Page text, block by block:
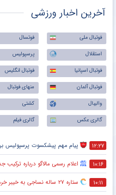
آخرین اخبار ورزشی
فوتبال ملی فوتسال
استقلال
پرسپولیس
فوتبال اسپانیا
فوتبال انگلیس
فوتبال آلمان
منهای فوتبال
والیبال
کشتی
گالری عکس
گالری فیلم
۱۲:۲۷ پیام مهم پیشکسوت پرسپولیس
۱۰:۱۶ اعلام رسمی مالاگو درباره ترکیب
۱۰:۱۱ ستاره ۲۷ ساله نساجی به خیبر خرم‌آباد پیوست